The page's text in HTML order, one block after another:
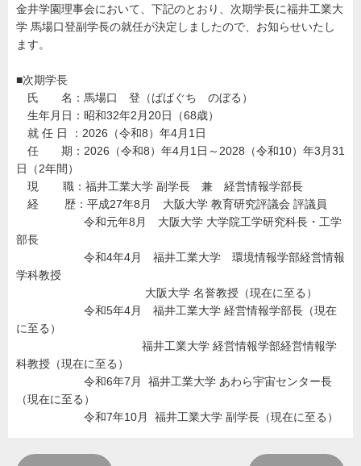
す
る
す
金井学園理事会において、下記のとおり、次期学長に福井工業大
学 馬場口登副学長の就任が決定しましたので、お知らせいたし
ます。
■次期学長
氏 名：馬場口 登（ばばぐち のぼる）
生年月日：昭和32年2月20日（68歳）
就 任 日 ：2026（令和8）年4月1日
任 期：2026（令和8）年4月1日～2028（令和10）年3月31
日（2年間）
現 職：福井工業大学 副学長 兼 経営情報学部長
経 歴：平成27年8月 大阪大学 教育研究評議会 評議員
令和元年8月 大阪大学 大学院工学研究科長・工学
部長
令和4年4月 福井工業大学 環境情報学部経営情報
学科教授
大阪大学 名誉教授（現在に至る）
令和5年4月 福井工業大学 経営情報学部長（現在
に至る）
福井工業大学 経営情報学部経営情報学
科教授（現在に至る）
令和6年7月 福井工業大学 あわら宇宙センター長
（現在に至る）
令和7年10月 福井工業大学 副学長（現在に至る）